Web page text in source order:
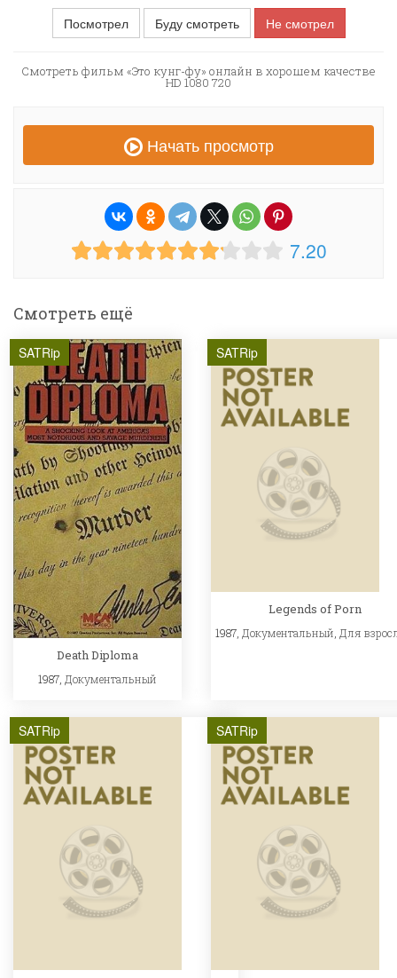
Посмотрел
Буду смотреть Не смотрел
Смотреть фильм «Это кунг-фу» онлайн в хорошем качестве
HD 1080 720
Начать просмотр
7.20
Смотреть ещё
SATRip
Death Diploma
1987, Документальный
SATRip
Legends of Porn
1987, Документальный Для
SATRip SATRip